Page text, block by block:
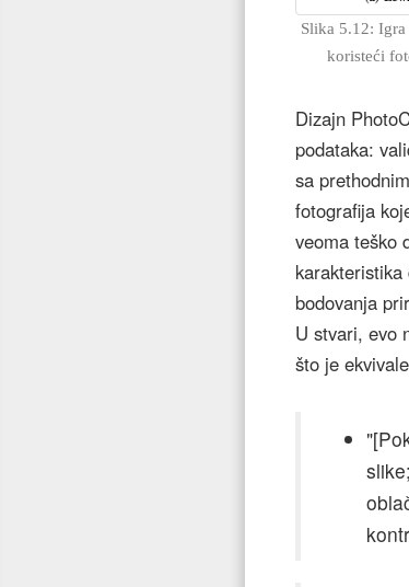
Slika 5.12:
koristeći
Dizajn
podataka:
sa
fotografija
veoma teško
bodovanja
U stvari, evo
što je